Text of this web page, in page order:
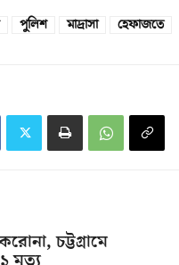
পুলিশ মাদ্রাসা হেফাজতে
চট্টগ্রামে